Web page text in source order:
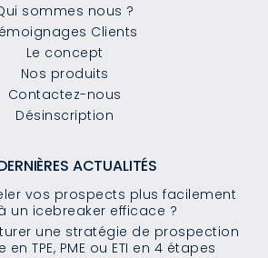
sommes nous ?
Clients
Le concept
Nos produits
Contactez-nous
Désinscription
ACTUALITÉS
vos prospects plus facilement
un icebreaker efficace ?
une stratégie de prospection
TPE, PME ou ETI en 4 étapes